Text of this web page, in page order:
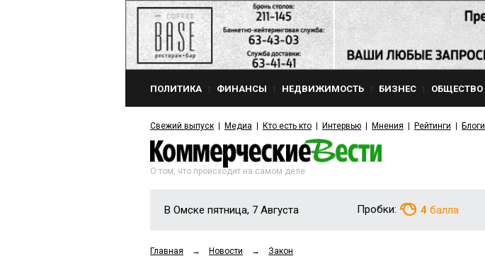
ПОЛИТИКА ФИНАНСЫ НЕДВИЖИМОСТЬ БИЗНЕС ОБЩЕСТВО
Свежий выпуск Медиа Кто есть кто Интервью Мнения Рейтинги Блоги
О том, что происходит на самом деле
В Омске пятница, 7 Августа Пробки: 4 балла
Главная → Новости → Закон